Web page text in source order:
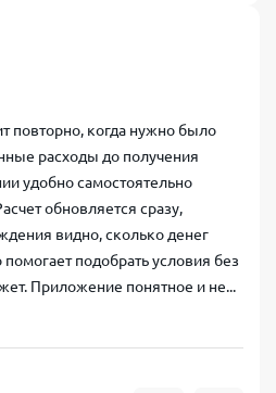
повторно, когда нужно было
расходы до получения
удобно самостоятельно
обновляется сразу,
видно, сколько денег
помогает подобрать условия без
Приложение понятное и не...